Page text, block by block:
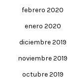
febrero 2020
enero 2020
diciembre 2019
noviembre 2019
octubre 2019